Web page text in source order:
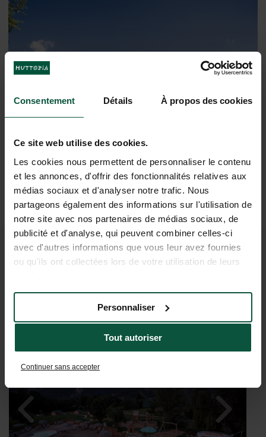
Consentement Détails À propos des cookies
Ce site web utilise des cookies.
Les cookies nous permettent de personnaliser le contenu
et les annonces, d'offrir des fonctionnalités relatives aux
médias sociaux et d'analyser notre trafic. Nous
partageons également des informations sur l'utilisation de
notre site avec nos partenaires de médias sociaux, de
publicité et d'analyse, qui peuvent combiner celles-ci
avec d'autres informations que vous leur avez fournies
ou qu'ils ont collectées lors de votre utilisation de leurs
Tout autoriser
Personnaliser
Continuer sans accepter
De regio ontdekken
VAKANTIEDROMEN KOMEN
UIT BIJ LAC D’AIGUEBELETTE